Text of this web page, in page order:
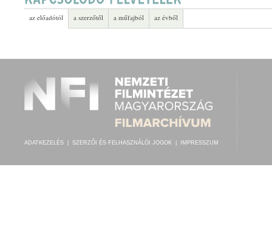
az előadótól a szerzőtől a műfajból az évből
ADATKEZELÉS SZERZŐI ÉS FELHASZNÁLÓI JOGOK IMPRESSZUM